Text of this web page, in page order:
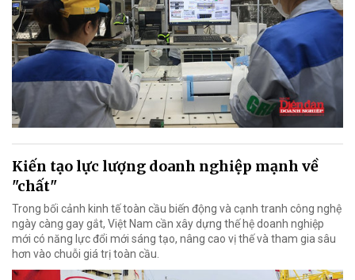
Kiến tạo lực lượng doanh nghiệp mạnh về
"chất"
Trong bối cảnh kinh tế toàn cầu biến động và cạnh tranh công nghệ
ngày càng gay gắt, Việt Nam cần xây dựng thế hệ doanh nghiệp
mới có năng lực đổi mới sáng tạo, nâng cao vị thế và tham gia sâu
hơn vào chuỗi giá trị toàn cầu.